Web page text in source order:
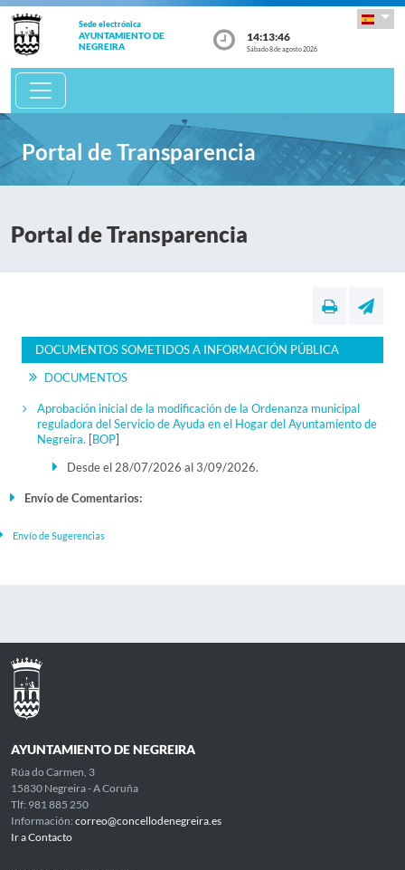
Sede electrónica
AYUNTAMIENTO DE
NEGREIRA
14:13:46
Sábado 8 de agosto 2026
Portal de Transparencia
Portal de Transparencia
DOCUMENTOS SOMETIDOS A INFORMACIÓN PÚBLICA
DOCUMENTOS
Aprobación inicial de la modificación de la Ordenanza municipal
reguladora del Servicio de Ayuda en el Hogar del Ayuntamiento de
Negreira. [BOP]
Desde el 28/07/2026 al 3/09/2026.
Envío de Comentarios:
Envío de Sugerencias
AYUNTAMIENTO DE NEGREIRA
Rúa do Carmen, 3
15830 Negreira - A Coruña
Tlf: 981 885 250
Información: correo@concellodenegreira.es
Ir a Contacto